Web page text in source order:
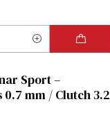
Sport –
mm / Clutch 3.2